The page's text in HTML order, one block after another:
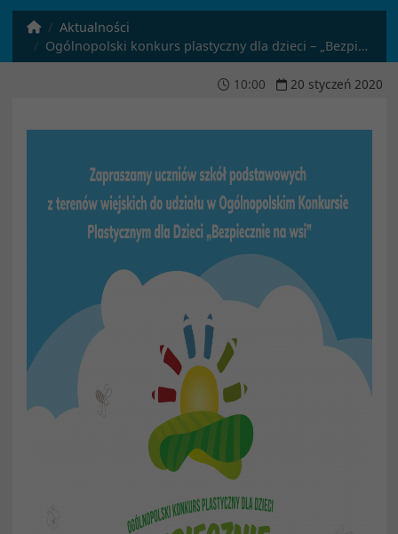
Aktualności
Ogólnopolski konkurs plastyczny dla dzieci – „Bezpiecznie na wsi”
10:00 20 styczeń 2020